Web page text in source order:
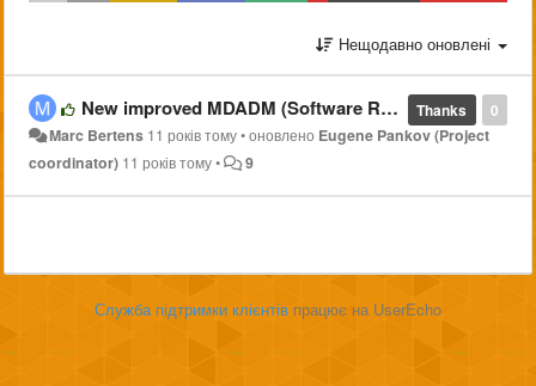
Нещодавно оновлені
0
Thanks
New improved MDADM (Software RAID) plugin @ https://github.com/pe2mbs/ajenti-mdadm.git
Marc Bertens 11 років тому•оновлено Eugene Pankov (Project
coordinator) 11 років тому• 9
Служба підтримки клієнтів працює на UserEcho